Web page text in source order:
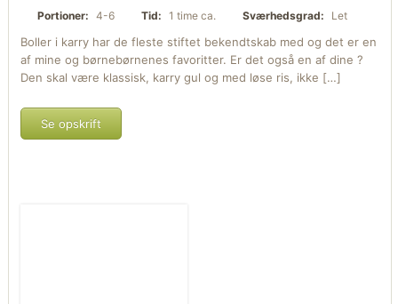
Portioner: 4-6 Tid: 1 time ca. Sværhedsgrad: Let
Boller i karry har de fleste stiftet bekendtskab med og det er en
af mine og børnebørnenes favoritter. Er det også en af dine ?
Den skal være klassisk, karry gul og med løse ris, ikke […]
Se opskrift